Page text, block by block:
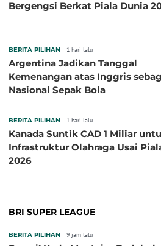
Bergengsi Berkat Piala Dunia
BERITA PILIHAN 1 hari lalu
Argentina Jadikan Tanggal
Kemenangan atas Inggris
Nasional Sepak Bola
BERITA PILIHAN 1 hari lalu
Kanada Suntik CAD 1 Miliar
Infrastruktur Olahraga Usai
2026
BRI SUPER LEAGUE
BERITA PILIHAN 9 jam lalu